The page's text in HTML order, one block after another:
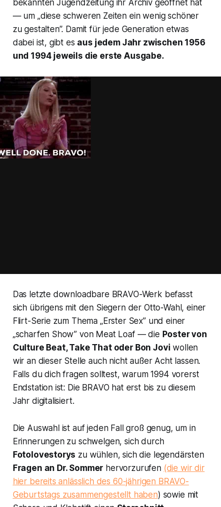
bekannten Jugendzeitung ihr Archiv geöffnet hat
— um „diese schweren Zeiten ein wenig schöner
zu gestalten”. Damit für jede Generation etwas
dabei ist, gibt es aus jedem Jahr zwischen 1956
und 1994 jeweils die erste Ausgabe.
Das letzte downloadbare BRAVO-Werk befasst
sich übrigens mit den Siegern der Otto-Wahl , einer
Flirt-Serie zum Thema „Erster Sex” und einer
„scharfen Show” von Meat Loaf — die Poster von
Culture Beat, Take That oder Bon Jovi wollen
wir an dieser Stelle auch nicht außer Acht lassen.
Falls du dich fragen solltest, warum 1994 vorerst
Endstation ist: Die BRAVO hat erst bis zu diesem
Jahr digitalisiert.
Die Auswahl ist auf jeden Fall groß genug, um in
Erinnerungen zu schwelgen, sich durch
Fotolovestorys zu wühlen, sich die legendärsten
Fragen an Dr. Sommer hervorzurufen (die wir dir
hier bereits anlässlich des 60-jährigen BRAVO-
Geburtstags zusammengestellt haben) sowie mit